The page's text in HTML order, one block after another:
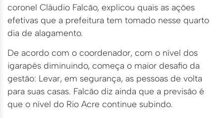
coronel Cláudio Falcão, explicou quais as ações
efetivas que a prefeitura tem tomado nesse quarto
dia de alagamento.
De acordo com o coordenador, com o nível dos
igarapés diminuindo, começa o maior desafio da
gestão: Levar, em segurança, as pessoas de volta
para suas casas. Falcão diz ainda que a previsão é
que o nível do Rio Acre continue subindo.